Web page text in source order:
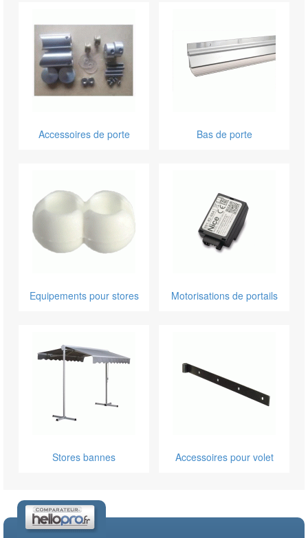
Accessoires de porte Bas de porte
Equipements pour stores Motorisations de portails
Stores bannes Accessoires pour volet